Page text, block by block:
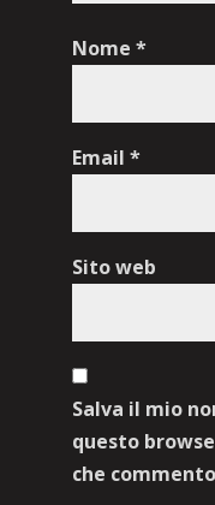
Nome *
Email *
Sito web
Salva il mio
questo
che